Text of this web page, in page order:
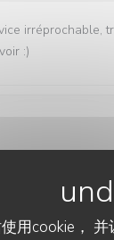
用cookie， 并
irréprochable,
:)